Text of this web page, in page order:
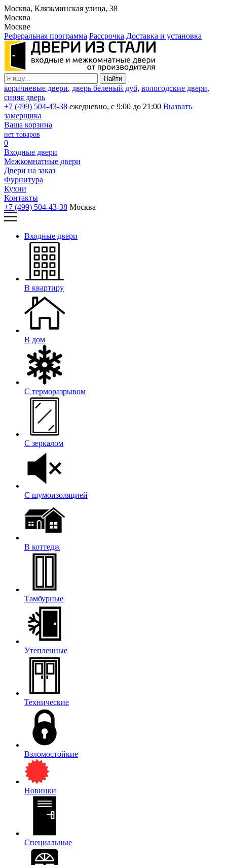
Москва, Клязьминская улица, 38
Москва
Москве
Реферальная программа Рассрочка Доставка и установка
коричневые двери, дверь беленый дуб, вологодские двери,
синяя дверь
+7 (499) 504-43-38 ежедневно, с 9:00 до 21:00 Вызвать
замерщика
Ваша корзина
нет товаров
0
Входные двери
Межкомнатные двери
Двери на заказ
Фурнитура
Кухни
Контакты
+7 (499) 504-43-38 Москва
Входные двери
В квартиру
В дом
С терморазрывом
С зеркалом
С шумоизоляцией
В коттедж
Тамбурные
Утепленные
Технические
Взломостойкие
Новинки
Специальные